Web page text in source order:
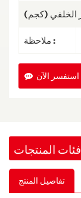
ملاحظة :
استفسر الآن
فئات المنتجات
تفاصيل المنتج